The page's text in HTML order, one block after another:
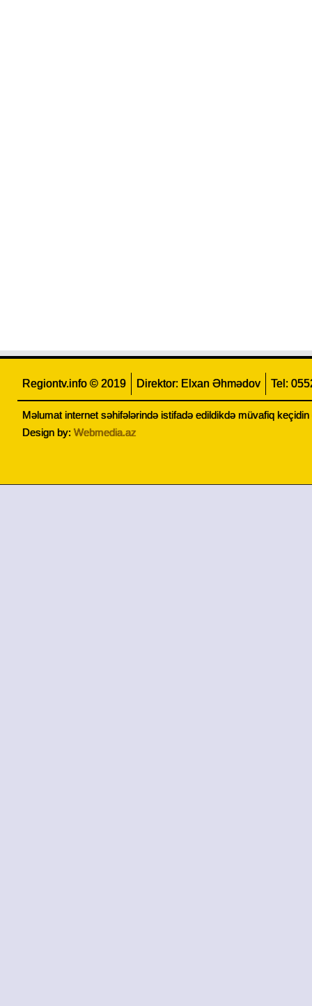
Regiontv.info © 2019 Direktor: Elxan Əhmədov Tel:
Məlumat internet səhifələrində istifadə edildikdə müvafiq keçidin
Design by: Webmedia.az